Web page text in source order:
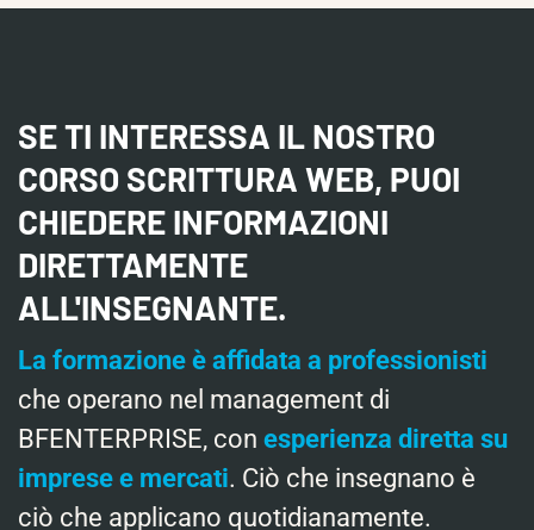
SE TI INTERESSA IL NOSTRO
CORSO SCRITTURA WEB, PUOI
CHIEDERE INFORMAZIONI
DIRETTAMENTE
ALL'INSEGNANTE.
La formazione è affidata a professionisti
che operano nel management di
BFENTERPRISE, con esperienza diretta su
imprese e mercati. Ciò che insegnano è
ciò che applicano quotidianamente.